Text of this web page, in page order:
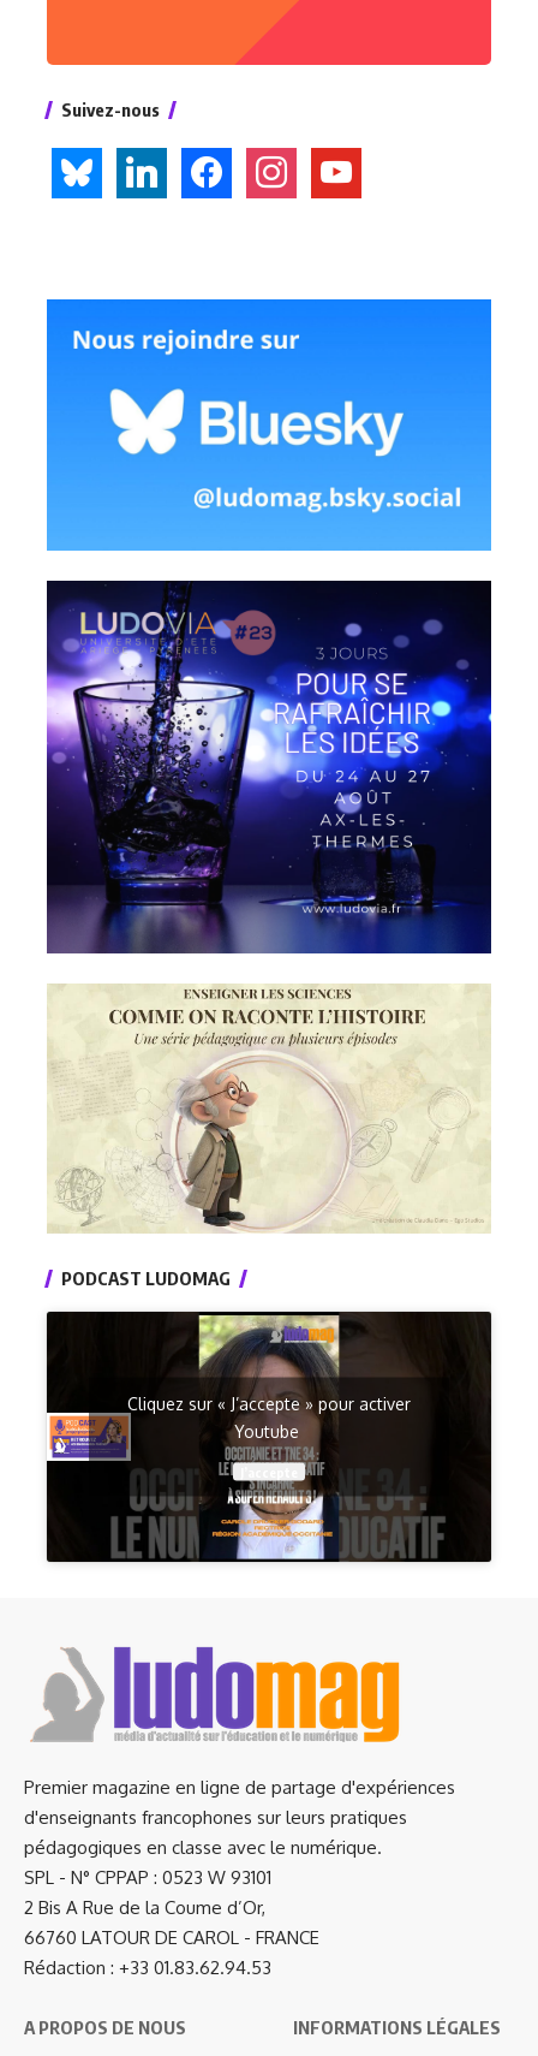
Suivez-nous
bluesky linkedin facebook instagramyoutube
PODCAST LUDOMAG
Cliquez sur « J’accepte » pour activer
Youtube
Premier magazine en ligne de partage d'expériences
d'enseignants francophones sur leurs pratiques
pédagogiques en classe avec le numérique.
SPL - N° CPPAP : 0523 W 93101
2 Bis A Rue de la Coume d’Or,
66760 LATOUR DE CAROL - FRANCE
Rédaction : +33 01.83.62.94.53
A PROPOS DE NOUS INFORMATIONS LÉGALES